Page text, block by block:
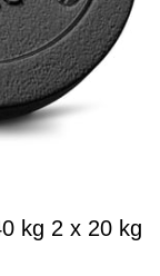
kg 2 x 20 kg